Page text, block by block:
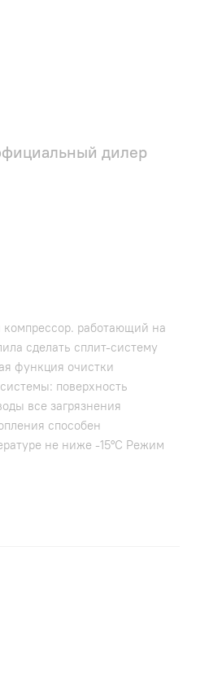
дилер
компрессор. работающий на
сделать сплит-систему
функция очистки
поверхность
все загрязнения
способен
не ниже -15°C Режим